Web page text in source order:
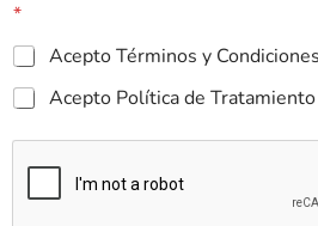
*
Acepto Términos y Condiciones
Acepto Política de